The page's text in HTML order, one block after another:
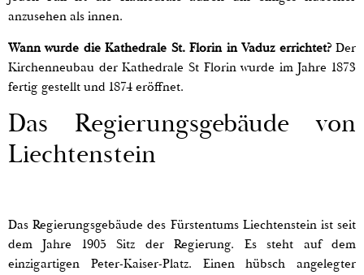
anzusehen als innen.
Wann wurde die Kathedrale St. Florin in Vaduz errichtet?Der
Kirchenneubau der Kathedrale St Florin wurde im Jahre 1873
fertig gestellt und 1874 eröffnet.
Das Regierungsgebäude von
Liechtenstein
Das Regierungsgebäude des Fürstentums Liechtenstein ist seit
dem Jahre 1905 Sitz der Regierung. Es steht auf dem
einzigartigen Peter-Kaiser-Platz. Einen hübsch angelegter